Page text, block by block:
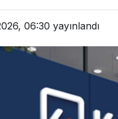
06:30 yayınlandı